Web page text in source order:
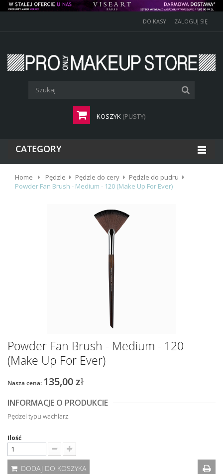
DO KASY ZALOGUJ SIĘ
KOSZYK (PUSTY)
CATEGORY
Home Pędzle Pędzle do cery
Pędzle do pudru
Powder Fan Brush - Medium - 120 (Make Up For Ever)
Powder Fan Brush - Medium - 120
(Make Up For Ever)
Nasza cena: 135,00 zł
INFORMACJE O PRODUKCIE
Pędzel typu wachlarz.
Ilość
DODAJ DO KOSZYKA